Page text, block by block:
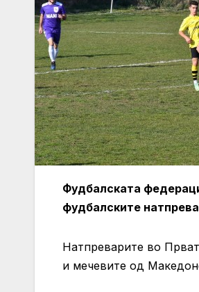
Фудбалската
фудбалските
Натпреварите во
и мечевите од